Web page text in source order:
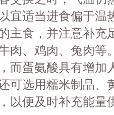
宜适当进食偏于温
主食，并注意补充
肉、鸡肉、兔肉等
而蛋氨酸具有增加
可选用糯米制品、
以便及时补充能量